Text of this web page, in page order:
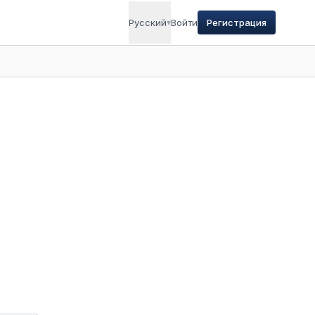
Русский▾Войти Регистрация